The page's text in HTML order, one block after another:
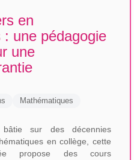
en
une pédagogie
une
Mathématiques
sur des décennies
en collège, cette
propose des cours